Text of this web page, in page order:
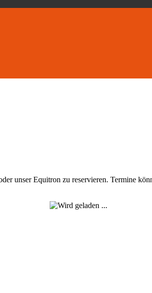
unser Equitron zu reservieren. Termine